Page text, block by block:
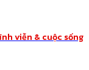
viễn & cuộc sống